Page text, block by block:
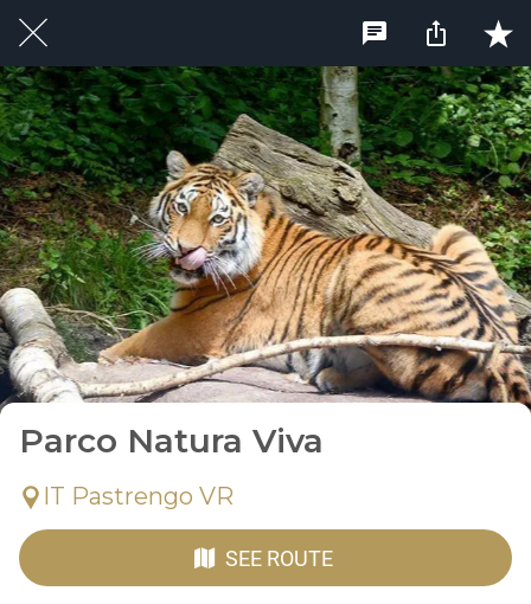
Parco Natura Viva
IT Pastrengo VR
SEE ROUTE